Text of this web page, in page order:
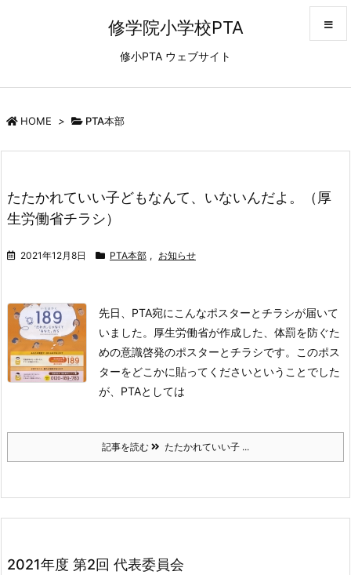
修学院小学校PTA
修小PTA ウェブサイト
次へ
HOME > PTA本部
たたかれていい子どもなんて、いないんだよ。（厚
生労働省チラシ）
2021年12月8日 PTA本部 , お知らせ
先日、PTA宛にこんなポスターとチラシが届いて
いました。
厚生労働省が作成した、体罰を防ぐた
めの意識啓発のポスターとチラシです。
このポス
ターをどこかに貼ってくださいということでした
が、PTAとしては
記事を読む たたかれていい子 ...
2021年度 第2回 代表委員会